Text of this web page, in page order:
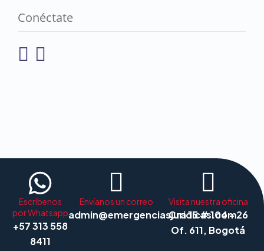
Conéctate
Escríbenos
por Whatsapp
+57 313 558
8411
Envíanos un correo
admin@emergenciasjuridicas.com
Visita nuestra oficina
Cra 15 # 104 - 26
Of. 611, Bogotá